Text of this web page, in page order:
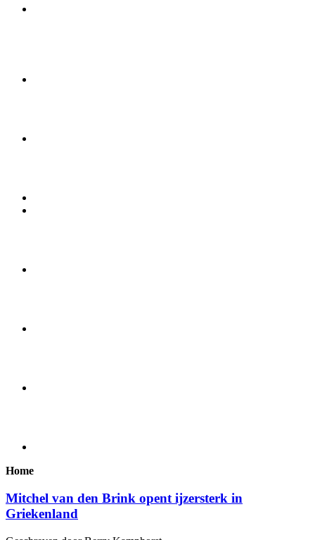
Home
Mitchel van den Brink opent ijzersterk in
Griekenland